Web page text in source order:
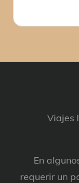
Viajes
En
requerir un